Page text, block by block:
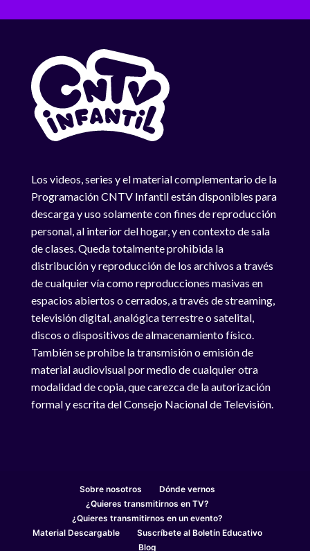
Los videos, series y el material complementario de la
Programación CNTV Infantil están disponibles para
descarga y uso solamente con fines de reproducción
personal, al interior del hogar, y en contexto de sala
de clases. Queda totalmente prohibida la
distribución y reproducción de los archivos a través
de cualquier vía como reproducciones masivas en
espacios abiertos o cerrados, a través de streaming,
televisión digital, analógica terrestre o satelital,
discos o dispositivos de almacenamiento físico.
También se prohíbe la transmisión o emisión de
material audiovisual por medio de cualquier otra
modalidad de copia, que carezca de la autorización
formal y escrita del Consejo Nacional de Televisión.
Sobre nosotros
Dónde vernos
¿Quieres transmitirnos en TV?
¿Quieres transmitirnos en un evento?
Material Descargable
Suscríbete al Boletín Educativo
Blog